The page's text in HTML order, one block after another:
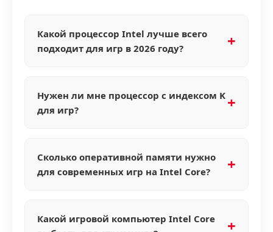
Какой процессор Intel лучше всего
подходит для игр в 2026 году?
Сергей
Для большинства игроков
оптимальны Intel Core i5 14400F или
частоту в играх и имеют достаточно
Нужен ли мне процессор с индексом K
для игр?
Алексей
Только если вы планируете разгонять
Сколько оперативной памяти нужно
для современных игр на Intel Core?
Какой игровой компьютер Intel Core